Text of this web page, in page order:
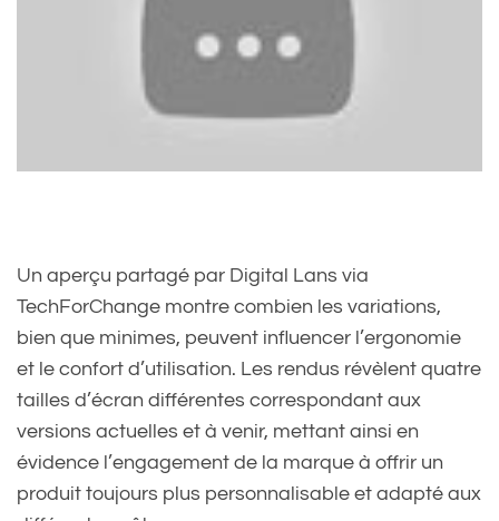
Un aperçu partagé par Digital Lans via
TechForChange montre combien les variations,
bien que minimes, peuvent influencer l’ergonomie
et le confort d’utilisation. Les rendus révèlent quatre
tailles d’écran différentes correspondant aux
versions actuelles et à venir, mettant ainsi en
évidence l’engagement de la marque à offrir un
produit toujours plus personnalisable et adapté aux